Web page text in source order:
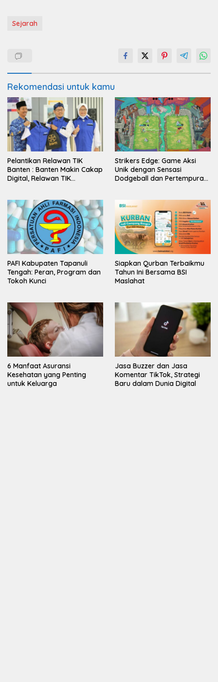
Sejarah
Rekomendasi untuk kamu
Pelantikan Relawan TIK
Banten : Banten Makin Cakap
Digital, Relawan TIK
Strikers Edge: Game Aksi
Unik dengan Sensasi
Dodgeball dan Pertempuran
PAFI Kabupaten Tapanuli
Tengah: Peran, Program dan
Tokoh Kunci
Siapkan Qurban Terbaikmu
Tahun Ini Bersama BSI
Maslahat
6 Manfaat Asuransi
Kesehatan yang Penting
untuk Keluarga
Jasa Buzzer dan Jasa
Komentar TikTok, Strategi
Baru dalam Dunia Digital